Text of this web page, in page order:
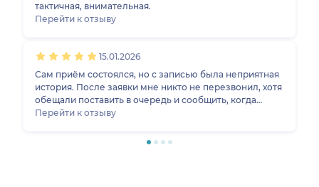
тактичная, внимательная.
Перейти к отзыву
15.01.2026
Сам приём состоялся, но с записью была неприятная
история. После заявки мне никто не перезвонил, хотя
обещали поставить в очередь и сообщить, когда
появится время. Я ждала почти два месяца, звонка так
записалась и попала на приём в воскресенье
Перейти к отзыву